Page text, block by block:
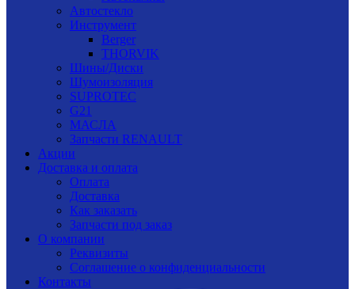
Автостекло
Инструмент
Berger
THORVIK
Шины/Диски
Шумоизоляция
SUPROTEC
G21
МАСЛА
Запчасти RENAULT
Акции
Доставка и оплата
Оплата
Доставка
Как заказать
Запчасти под заказ
О компании
Реквизиты
Соглашение о конфиденциальности
Контакты